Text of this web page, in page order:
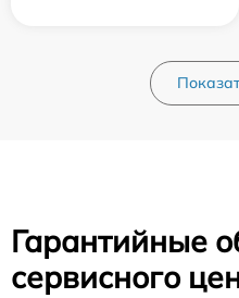
Гарантийные
сервисного